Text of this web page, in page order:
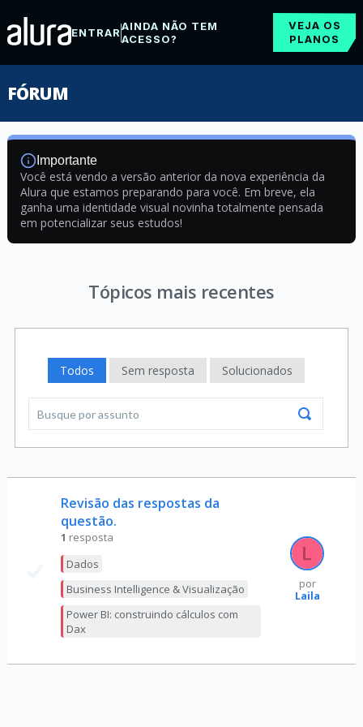
ENTRARAINDA NÃO TEM
ACESSO?
VEJA OS
PLANOS
FÓRUM
Importante
Você está vendo a versão anterior da nova experiência da
Alura que estamos preparando para você. Em breve, ela
ganha uma identidade visual novinha totalmente pensada
em potencializar seus estudos!
Tópicos mais recentes
Todos Sem resposta Solucionados
Revisão das respostas da
questão.
1 resposta
Dados
Business Intelligence & Visualização
Power BI: construindo cálculos com
Dax
por
Laila